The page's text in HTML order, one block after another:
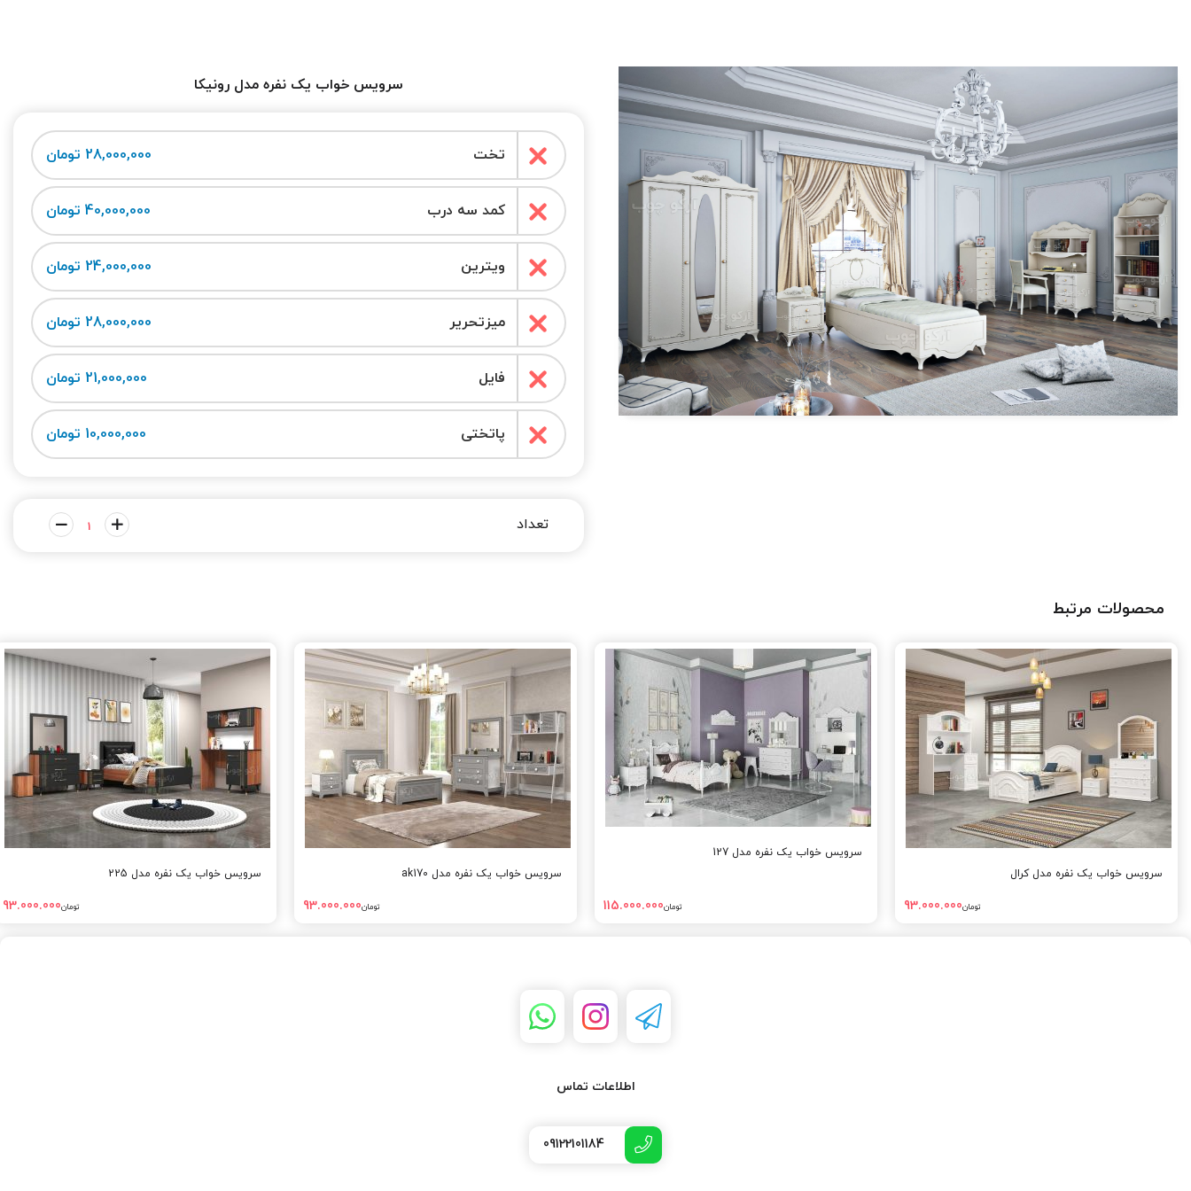
سرویس خواب یک نفره مدل رونیکا
تخت 28,000,000 تومان
کمد سه درب 40,000,000 تومان
ویترین 24,000,000 تومان
میزتحریر 28,000,000 تومان
فایل 21,000,000 تومان
پاتختی 10,000,000 تومان
محصولات مرتبط
سرویس خواب یک نفره مدل کرال
تومان93.000.000
سرویس خواب یک نفره مدل 127
تومان115.000.000
سرویس خواب یک نفره مدل ak170
تومان93.000.000
سرویس خواب یک نفره مدل 225
تومان93.000.000
اطلاعات تماس
09122101184